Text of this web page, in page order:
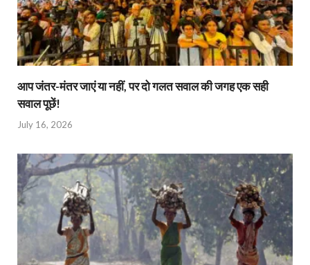
आप जंतर-मंतर जाएं या नहीं, पर दो गलत सवाल की जगह एक सही
सवाल पूछें!
July 16, 2026